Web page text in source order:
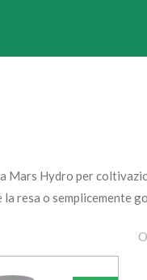
Hydro per
resa o semplicemente